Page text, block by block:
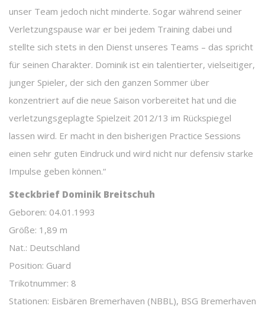
unser Team jedoch nicht minderte. Sogar während seiner
Verletzungspause war er bei jedem Training dabei und
stellte sich stets in den Dienst unseres Teams – das spricht
für seinen Charakter. Dominik ist ein talentierter, vielseitiger,
junger Spieler, der sich den ganzen Sommer über
konzentriert auf die neue Saison vorbereitet hat und die
verletzungsgeplagte Spielzeit 2012/13 im Rückspiegel
lassen wird. Er macht in den bisherigen Practice Sessions
einen sehr guten Eindruck und wird nicht nur defensiv starke
Impulse geben können.“
Steckbrief Dominik Breitschuh
Geboren: 04.01.1993
Größe: 1,89 m
Nat.: Deutschland
Position: Guard
Trikotnummer: 8
Stationen: Eisbären Bremerhaven (NBBL), BSG Bremerhaven